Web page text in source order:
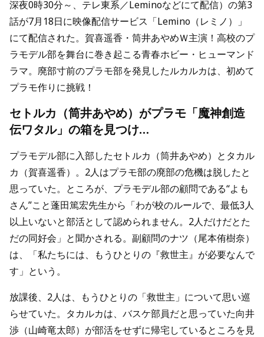
深夜0時30分～、テレ東系／Leminoなどにて配信）の第3
話が7月18日に映像配信サービス「Lemino（レミノ）」
にて配信された。賀喜遥香・筒井あやめＷ主演！高校のプ
ラモデル部を舞台に巻き起こる青春ホビー・ヒューマンド
ラマ。廃部寸前のプラモ部を発見したルカルカは、初めて
プラモ作りに挑戦！
セトルカ（筒井あやめ）がプラモ「魔神創造
伝ワタル」の箱を見つけ…
プラモデル部に入部したセトルカ（筒井あやめ）とタカル
カ（賀喜遥香）。2人はプラモ部の廃部の危機は脱したと
思っていた。ところが、プラモデル部の顧問である“よも
さん”こと蓬田篤宏先生から「わが校のルールで、最低3人
以上いないと部活として認められません。2人だけだとた
だの同好会」と聞かされる。副顧問のナツ（尾本侑樹奈）
は、「私たちには、もうひとりの『救世主』が必要なんで
す」という。
放課後、2人は、もうひとりの「救世主」について思い巡
らせていた。タカルカは、バスケ部員だと思っていた向井
渉（山崎竜太郎）が部活をせずに帰宅しているところを見